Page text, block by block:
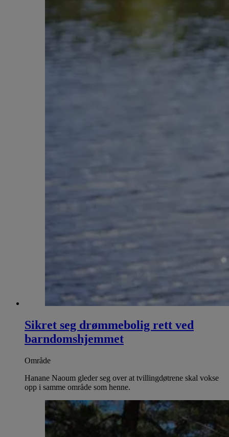
Sikret seg drømmebolig rett ved
barndomshjemmet
Område
Hanane Naoum gleder seg over at tvillingdøtrene skal vokse
opp i samme område som henne.